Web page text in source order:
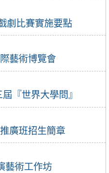
劇比賽實施要點
藝術博覽會
『世界大學問』
廣班招生簡章
藝術工作坊